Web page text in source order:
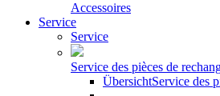
Accessoires
Service
Service
Service des pièces de
ÜbersichtService des